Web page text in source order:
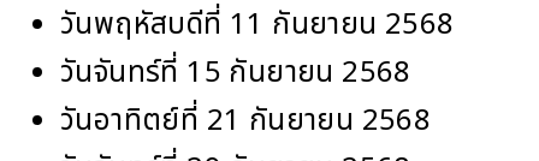
วันพฤหัสบดีที่ 11 กันยายน 2568
วันจันทร์ที่ 15 กันยายน 2568
วันอาทิตย์ที่ 21 กันยายน 2568